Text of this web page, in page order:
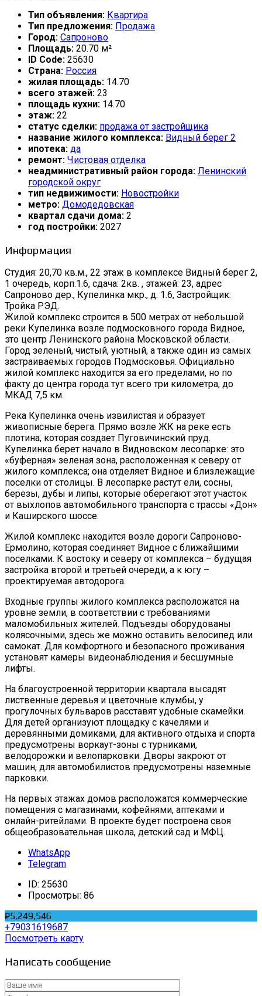
Тип объявления: Квартира
Тип предложения: Продажа
Город: Сапроново
Площадь: 20.70 м²
ID Code: 25630
Страна: Россия
жилая площадь: 14.70
всего этажей: 23
площадь кухни: 14.70
этаж: 22
статус сделки: продажа от застройщика
название жилого комплекса: Видный берег 2
ипотека: да
ремонт: Чистовая отделка
неадминистративный район города: Ленинский
городской округ
тип недвижимости: Новостройки
метро: Домодедовская
квартал сдачи дома: 2
год постройки: 2027
Информация
Студия: 20,70 кв.м., 22 этаж в комплексе Видный берег 2,
1 очередь, корп.1.6, сдача: 2кв. , этажей: 23, адрес
Сапроново дер., Купелинка мкр., д. 1.6, Застройщик:
Тройка РЭД.
Жилой комплекс строится в 500 метрах от небольшой
реки Купелинка возле подмосковного города Видное,
это центр Ленинского района Московской области.
Город зеленый, чистый, уютный, а также один из самых
застраиваемых городов Подмосковья. Официально
жилой комплекс находится за его пределами, но по
факту до центра города тут всего три километра, до
МКАД 7,5 км.
Река Купелинка очень извилистая и образует
живописные берега. Прямо возле ЖК на реке есть
плотина, которая создает Пуговичинский пруд.
Купелинка берет начало в Видновском лесопарке: это
«буферная» зеленая зона, расположенная к северу от
жилого комплекса; она отделяет Видное и близлежащие
поселки от столицы. В лесопарке растут ели, сосны,
березы, дубы и липы, которые оберегают этот участок
от выхлопов автомобильного транспорта с трассы «Дон»
и Каширского шоссе.
Жилой комплекс находится возле дороги Сапроново-
Ермолино, которая соединяет Видное с ближайшими
поселками. К востоку и северу от комплекса – будущая
застройка второй и третьей очереди, а к югу –
проектируемая автодорога.
Входные группы жилого комплекса расположатся на
уровне земли, в соответствии с требованиями
маломобильных жителей. Подъезды оборудованы
колясочными, здесь же можно оставить велосипед или
самокат. Для комфортного и безопасного проживания
установят камеры видеонаблюдения и бесшумные
лифты.
На благоустроенной территории квартала высадят
лиственные деревья и цветочные клумбы, у
прогулочных бульваров расставят удобные скамейки.
Для детей организуют площадку с качелями и
деревянными домиками, для активного отдыха и спорта
предусмотрены воркаут-зоны с турниками,
велодорожки и велопарковки. Дворы закроют от
машин, для автомобилистов предусмотрены наземные
парковки.
На первых этажах домов расположатся коммерческие
помещения с магазинами, кофейнями, аптеками и
онлайн-ритейлами. В проекте будет построена своя
общеобразовательная школа, детский сад и МФЦ.
WhatsApp
Telegram
ID: 25630
Просмотры: 86
₽5,249,546
+79031619687
Посмотреть карту
Написать сообщение